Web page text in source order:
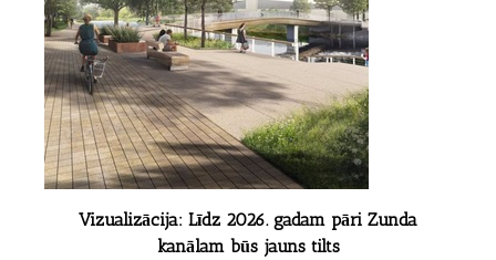
Vizualizācija: Līdz 2026. gadam pāri Zunda
kanālam būs jauns tilts